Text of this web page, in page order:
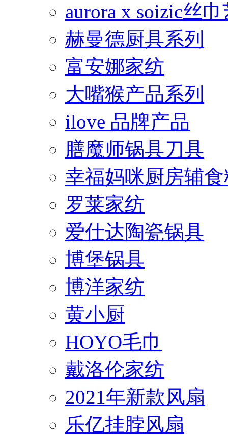
aurora x soizic丝
赫曼德厨具系列
富安娜家纺
大嘴猴产品系列
ilove 品牌产品
膳魔师锅具刀具
幸福妈咪厨房辅
罗莱家纺
爱仕达陶瓷锅具
博堡锅具
博洋家纺
黄小厨
HOYO毛巾
戴洛伦家纺
2021年新款风扇
乐亿挂脖风扇